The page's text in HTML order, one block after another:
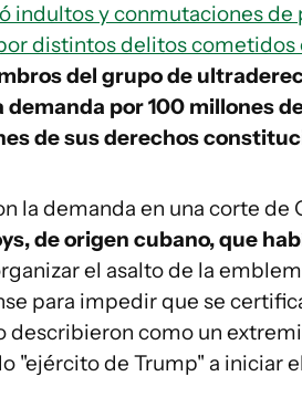
indultos y conmutaciones de
distintos delitos cometidos
del grupo de
demanda por 100 millones
de sus derechos
la demanda en una corte de
de origen cubano, que
el asalto de la
para impedir que se
describieron como un
"ejército de Trump" a iniciar